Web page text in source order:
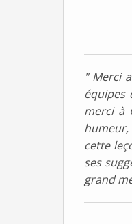
" Merci
équipes
merci à
cette
ses
grand